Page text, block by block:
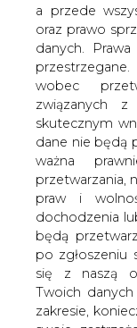
a przede
oraz prawo
danych.
wobec
związanych
skutecznym
dane nie będą
ważna
przetwarzania,
praw i
dochodzenia
będą
po zgłoszeniu
się z naszą
Twoich
zakresie,
Unimot
Unimot
wyniki
2022 rok.
tym okresie